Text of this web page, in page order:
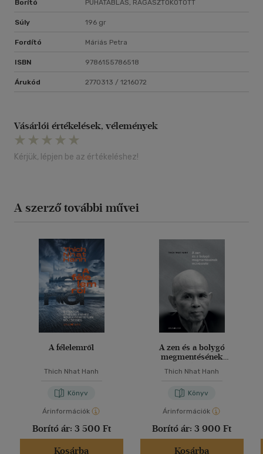
Borító PUHATÁBLÁS, RAGASZTÓKÖTÖTT
Súly 196 gr
Fordító Máriás Petra
ISBN 9786155786518
Árukód 2770313 / 1216072
Vásárlói értékelések, vélemények
Kérjük, lépjen be az értékeléshez!
A szerző további művei
A félelemről
Thich Nhat Hanh
Könyv
Árinformációk
Borító ár: 3 500 Ft
Kosárba
A zen és a bolygó
megmentésének
Thich Nhat Hanh
Könyv
Árinformációk
Borító ár: 3 900 Ft
Kosárba